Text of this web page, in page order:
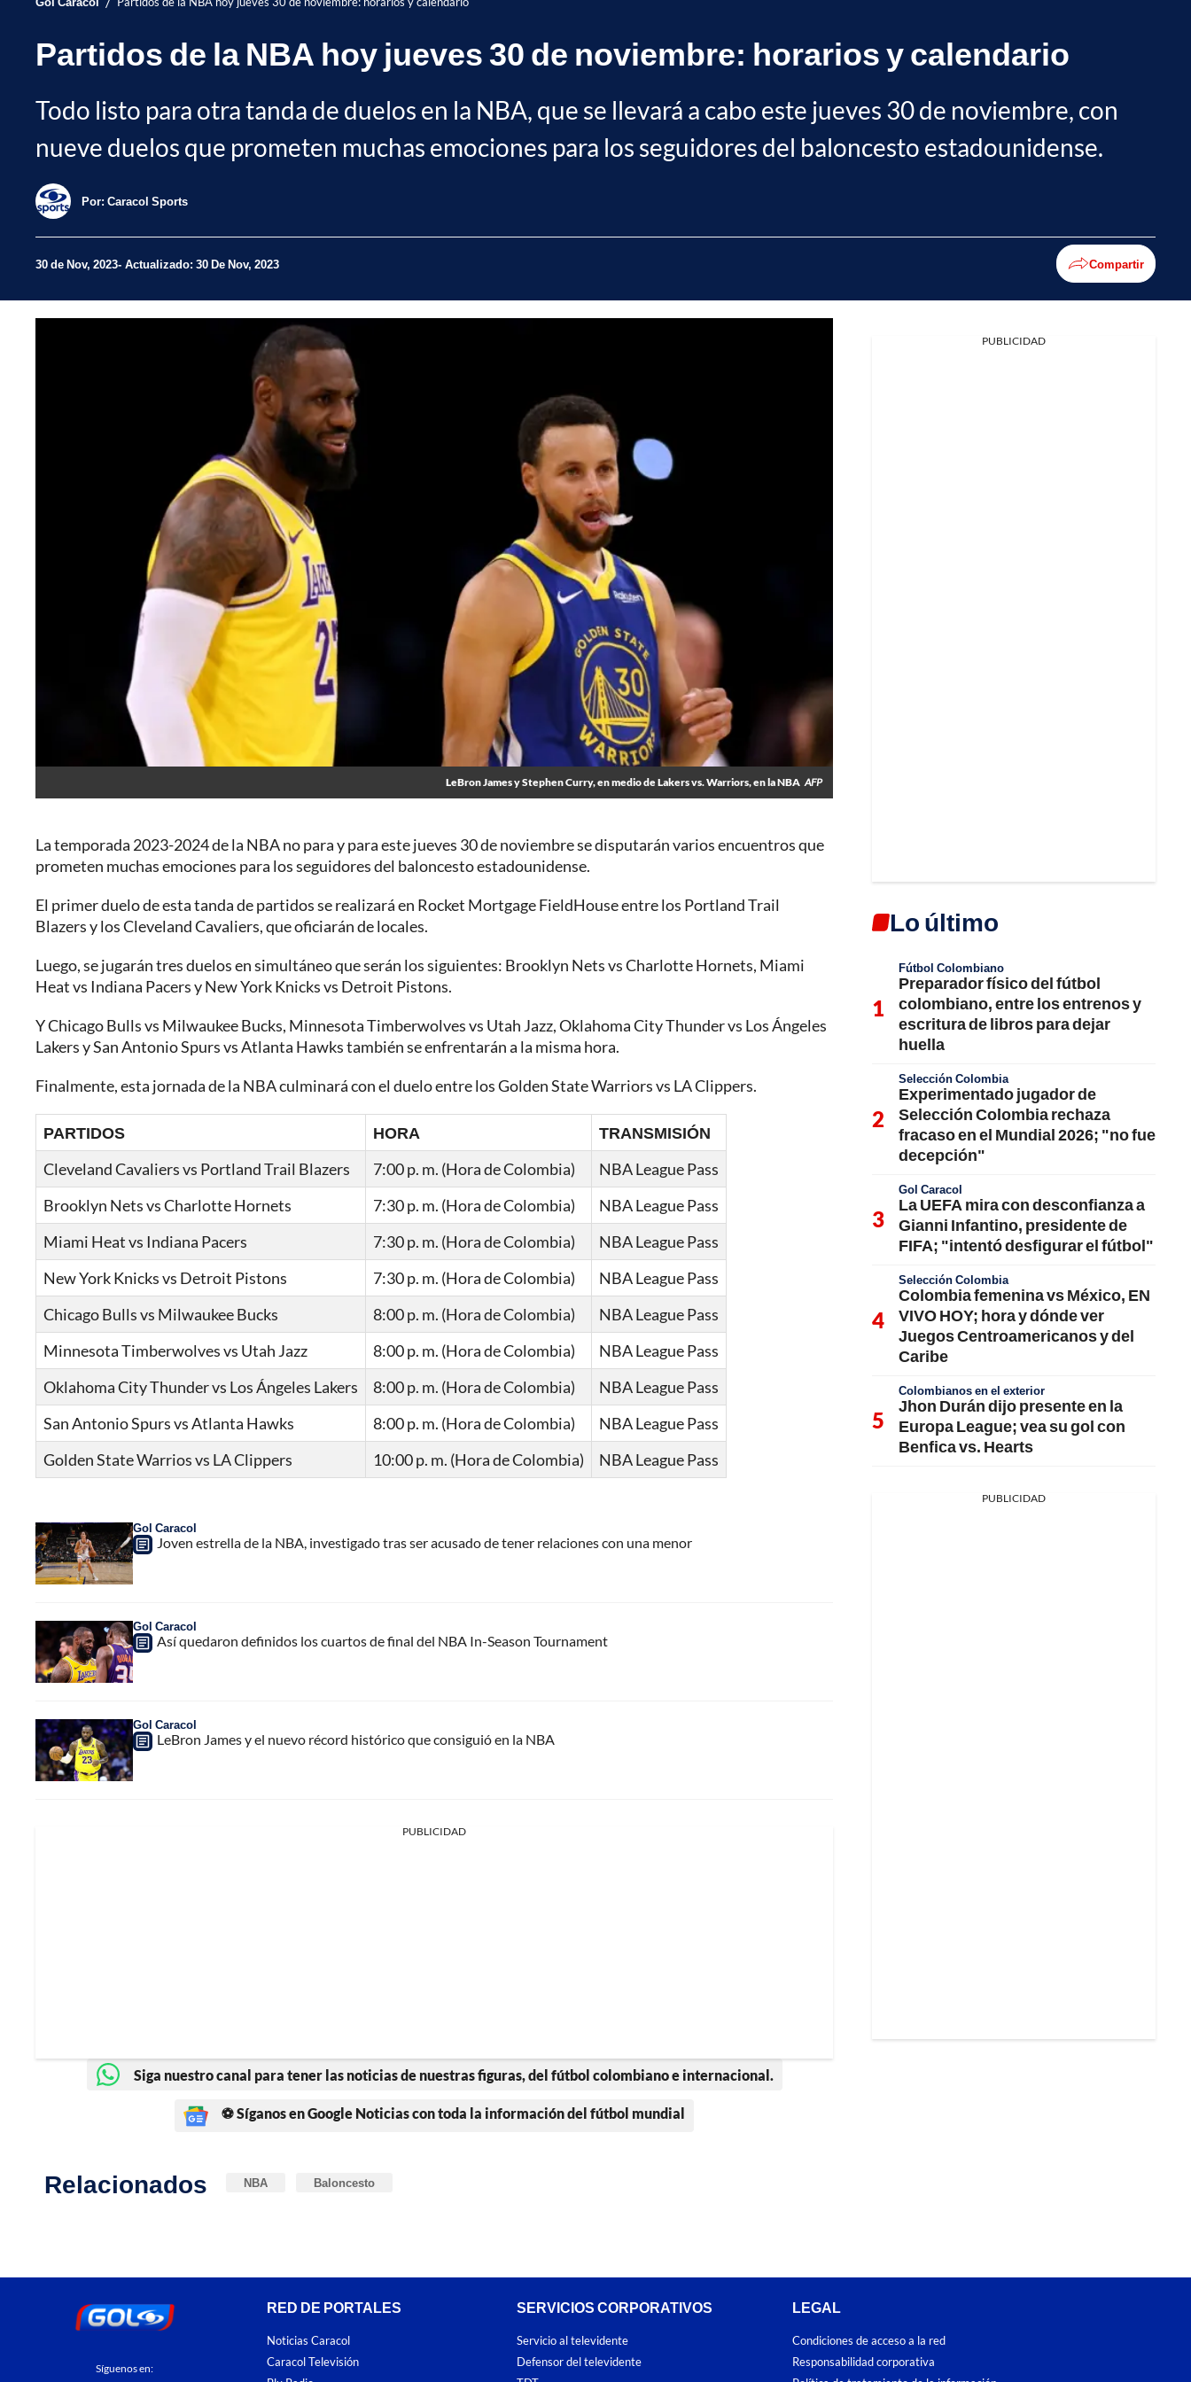
Partidos de la NBA hoy jueves 30 de noviembre: horarios y calendario
Todo listo para otra tanda de duelos en la NBA, que se llevará a cabo este jueves 30 de noviembre, con
nueve duelos que prometen muchas emociones para los seguidores del baloncesto estadounidense.
Por: Caracol Sports
30 de Nov, 2023 Actualizado: 30 De Nov, 2023 Compartir
LeBron James y Stephen Curry, en medio de Lakers vs. Warriors, en la NBA AFP
La temporada 2023-2024 de la NBA no para y para este jueves 30 de noviembre se disputarán varios encuentros que
prometen muchas emociones para los seguidores del baloncesto estadounidense.
El primer duelo de esta tanda de partidos se realizará en Rocket Mortgage FieldHouse entre los Portland Trail
Blazers y los Cleveland Cavaliers, que oficiarán de locales.
Luego, se jugarán tres duelos en simultáneo que serán los siguientes: Brooklyn Nets vs Charlotte Hornets, Miami
Heat vs Indiana Pacers y New York Knicks vs Detroit Pistons.
Y Chicago Bulls vs Milwaukee Bucks, Minnesota Timberwolves vs Utah Jazz, Oklahoma City Thunder vs Los Ángeles
Lakers y San Antonio Spurs vs Atlanta Hawks también se enfrentarán a la misma hora.
Finalmente, esta jornada de la NBA culminará con el duelo entre los Golden State Warriors vs LA Clippers.
PARTIDOS HORA
TRANSMISIÓN
Cleveland Cavaliers vs Portland Trail Blazers
7:00 p. m. (Hora de Colombia)
NBA League Pass
Brooklyn Nets vs Charlotte Hornets
7:30 p. m. (Hora de Colombia)
NBA League Pass
Miami Heat vs Indiana Pacers
7:30 p. m. (Hora de Colombia)
NBA League Pass
New York Knicks vs Detroit Pistons
7:30 p. m. (Hora de Colombia)
NBA League Pass
Chicago Bulls vs Milwaukee Bucks
8:00 p. m. (Hora de Colombia)
NBA League Pass
Minnesota Timberwolves vs Utah Jazz
8:00 p. m. (Hora de Colombia)
NBA League Pass
Oklahoma City Thunder vs Los Ángeles Lakers
8:00 p. m. (Hora de Colombia)
NBA League Pass
San Antonio Spurs vs Atlanta Hawks
8:00 p. m. (Hora de Colombia)
NBA League Pass
Golden State Warrios vs LA Clippers
10:00 p. m. (Hora de Colombia) NBA League Pass
Gol Caracol
Joven estrella de la NBA, investigado tras ser acusado de tener relaciones con una menor
Gol Caracol
Así quedaron definidos los cuartos de final del NBA In-Season Tournament
Gol Caracol
LeBron James y el nuevo récord histórico que consiguió en la NBA
PUBLICIDAD
Siga nuestro canal para tener las noticias de nuestras figuras, del fútbol colombiano e internacional.
⚽ Síganos en Google Noticias con toda la información del fútbol mundial
Relacionados NBA Baloncesto
PUBLICIDAD
Lo último
Fútbol Colombiano
Preparador físico del fútbol
colombiano, entre los entrenos y
escritura de libros para dejar
huella
Selección Colombia
Experimentado jugador de
Selección Colombia rechaza
fracaso en el Mundial 2026; "no fue
decepción"
Gol Caracol
La UEFA mira con desconfianza a
Gianni Infantino, presidente de
FIFA; "intentó desfigurar el fútbol"
Selección Colombia
Colombia femenina vs México, EN
VIVO HOY; hora y dónde ver
Juegos Centroamericanos y del
Caribe
Colombianos en el exterior
Jhon Durán dijo presente en la
Europa League; vea su gol con
Benfica vs. Hearts
PUBLICIDAD
Síguenos en:
RED DE PORTALES
Noticias Caracol
Caracol Televisión
SERVICIOS CORPORATIVOS
Servicio al televidente
Defensor del televidente
LEGAL
Condiciones de acceso a la red
Responsabilidad corporativa